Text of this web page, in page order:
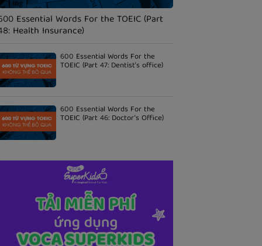
Essential Words For the TOEIC (Part
Health Insurance)
600 Essential Words For the
TOEIC (Part 47: Dentist’s office)
600 Essential Words For the
TOEIC (Part 46: Doctor’s Office)